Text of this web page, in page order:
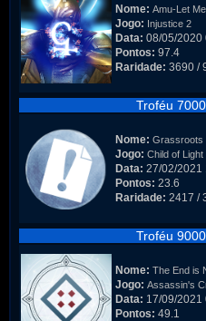
Nome: Amu-Let
Jogo: Injustice 2
Data: 08/05/2020
Pontos: 97.4
Raridade: 3690 /
Troféu 7000
Nome: Grassroots
Jogo: Child of Light
Data: 27/02/2021
Pontos: 23.6
Raridade: 2417 /
Troféu 9000
Nome: The End is
Jogo: Assassin's
Data: 17/09/2021
Pontos: 49.1